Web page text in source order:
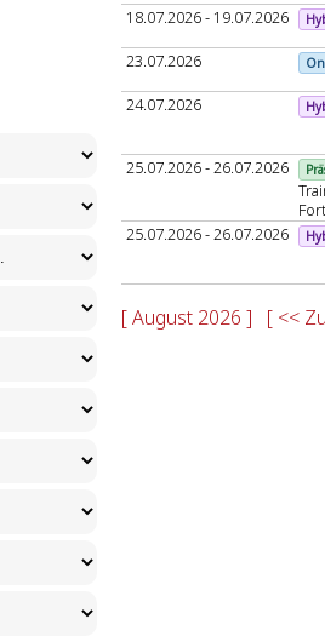
18.07.2026 - 19.07.2026
23.07.2026
24.07.2026
25.07.2026 - 26.07.2026
25.07.2026 - 26.07.2026
[ August 2026 ] [ <<